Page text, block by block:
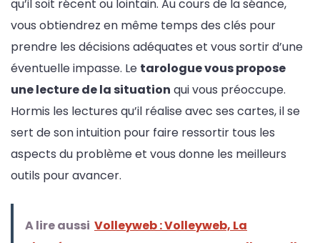
qu’il soit récent ou lointain. Au cours de la séance,
vous obtiendrez en même temps des clés pour
prendre les décisions adéquates et vous sortir d’une
éventuelle impasse. Le tarologue vous propose
une lecture de la situation qui vous préoccupe.
Hormis les lectures qu’il réalise avec ses cartes, il se
sert de son intuition pour faire ressortir tous les
aspects du problème et vous donne les meilleurs
outils pour avancer.
A lire aussi Volleyweb : Volleyweb, La